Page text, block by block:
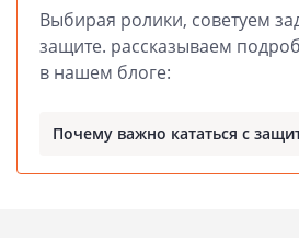
Выбирая ролики, советуем
защите. рассказываем
в нашем блоге:
Почему важно кататься с